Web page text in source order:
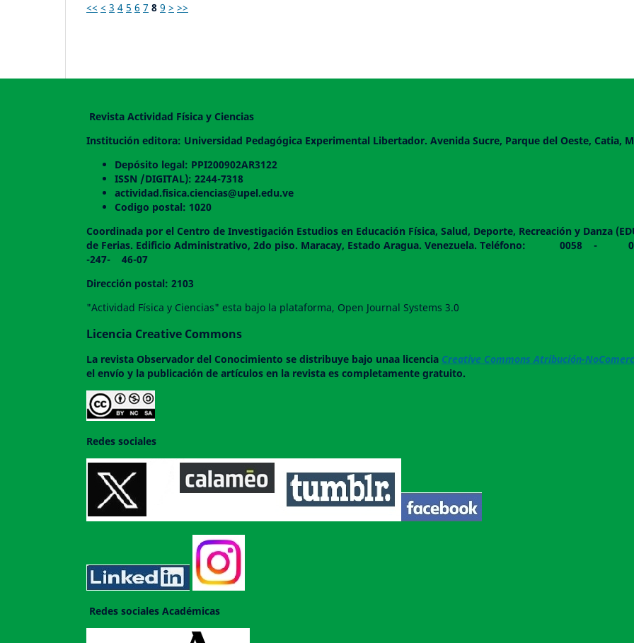
<< < 3 4 5 6 7 8 9 > >>
Revista Actividad Física y Ciencias
Institución editora: Universidad Pedagógica Experimental Libertador. Avenida Sucre, Parque del Oeste, Catia,
Depósito legal: PPI200902AR3122
ISSN /DIGITAL): 2244-7318
actividad.fisica.ciencias@upel.edu.ve
Codigo postal: 1020
Coordinada por el Centro de Investigación Estudios en Educación Física, Salud, Deporte, Recreación y Danza
de Ferias. Edificio Administrativo, 2do piso. Maracay, Estado Aragua. Venezuela. Teléfono:
-247- 46-07
Dirección postal: 2103
"Actividad Física y Ciencias" esta bajo la plataforma, Open Journal Systems 3.0
Licencia Creative Commons
La revista Observador del Conocimiento se distribuye bajo unaa licencia Creative Commons Atribución-
el envío y la publicación de artículos en la revista es completamente gratuito.
Redes sociales
Redes sociales Académicas